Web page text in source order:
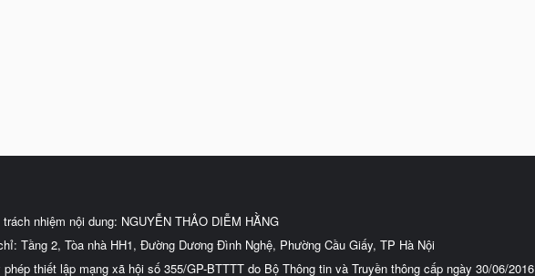
trách nhiệm nội dung: NGUYỄN THẢO DIỄM HẰNG
Tầng 2, Tòa nhà HH1, Đường Dương Đình Nghệ, Phường Cầu Giấy, TP Hà Nội
phép thiết lập mạng xã hội số 355/GP-BTTTT do Bộ Thông tin và Truyền thông cấp ngày 30/06/2016